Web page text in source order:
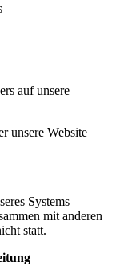
auf unsere
unsere Website
Systems
mit anderen
statt.